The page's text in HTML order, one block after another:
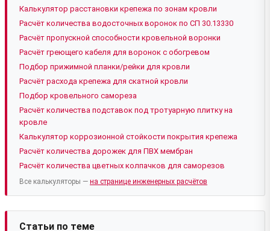
Калькулятор расстановки крепежа по зонам кровли
Расчёт количества водосточных воронок по СП 30.13330
Расчёт пропускной способности кровельной воронки
Расчёт греющего кабеля для воронок с обогревом
Подбор прижимной планки/рейки для кровли
Расчёт расхода крепежа для скатной кровли
Подбор кровельного самореза
Расчёт количества подставок под тротуарную плитку на
кровле
Калькулятор коррозионной стойкости покрытия крепежа
Расчёт количества дорожек для ПВХ мембран
Расчёт количества цветных колпачков для саморезов
Все калькуляторы — на странице инженерных расчётов
Статьи по теме